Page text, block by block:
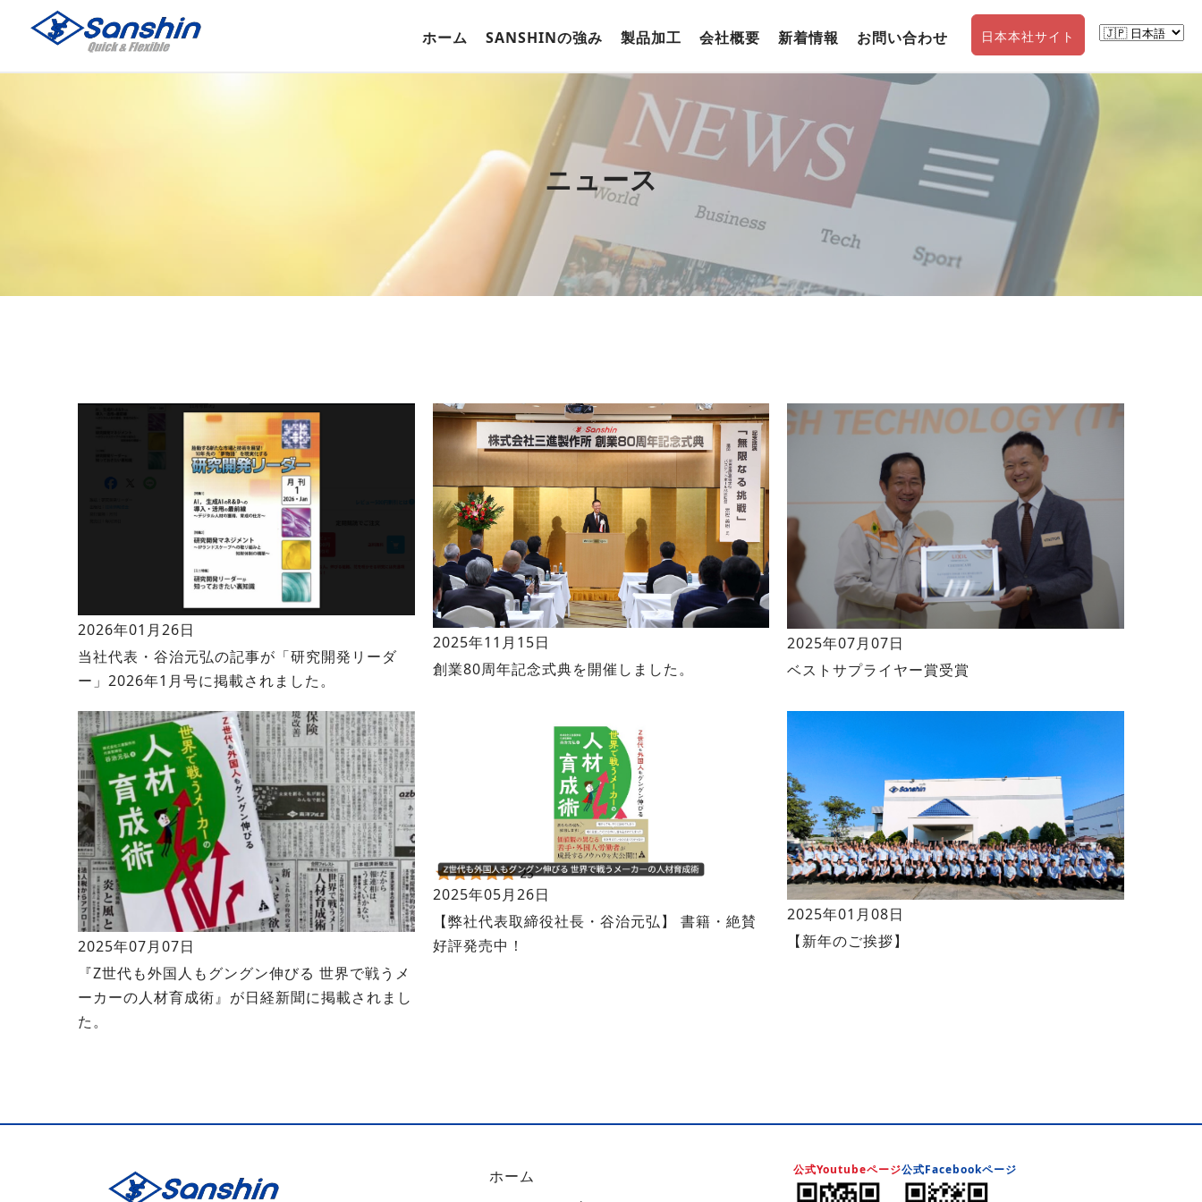
ホーム SANSHINの強み 製品加工
板金加工
プレス加工
サンシンブランド
会社概要 新着情報 お問い合わせ 日本本社サイト
ニュース
2026年01月26日
当社代表・谷治元弘の記事が「研究開発リーダ
ー」2026年1月号に掲載されました。
2025年11月15日
創業80周年記念式典を開催しました。
2025年07月07日
ベストサプライヤー賞受賞
2025年07月07日
『Z世代も外国人もグングン伸びる 世界で戦うメ
ーカーの人材育成術』が日経新聞に掲載されまし
た。
2025年05月26日
【弊社代表取締役社長・谷治元弘】 書籍・絶賛
好評発売中！
2025年01月08日
【新年のご挨拶】
ホーム
公式Youtubeページ公式Facebookページ